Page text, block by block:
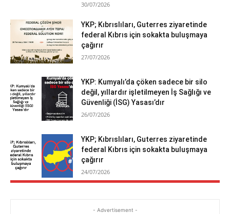
30/07/2026
YKP; Kıbrıslıları, Guterres ziyaretinde
federal Kıbrıs için sokakta buluşmaya
çağırır
27/07/2026
YKP: Kumyalı’da çöken sadece bir silo
değil, yıllardır işletilmeyen İş Sağlığı ve
Güvenliği (İSG) Yasası’dır
26/07/2026
YKP; Kıbrıslıları, Guterres ziyaretinde
federal Kıbrıs için sokakta buluşmaya
çağırır
24/07/2026
- Advertisement -